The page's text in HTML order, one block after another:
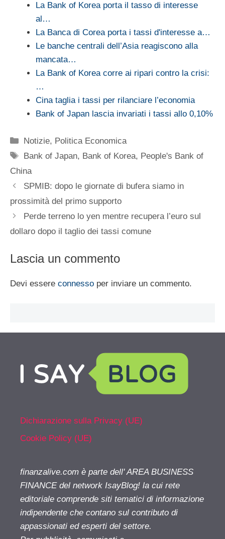
La Bank of Korea porta il tasso di interesse
al…
La Banca di Corea porta i tassi d'interesse a…
Le banche centrali dell’Asia reagiscono alla
mancata…
La Bank of Korea corre ai ripari contro la crisi:
…
Cina taglia i tassi per rilanciare l’economia
Bank of Japan lascia invariati i tassi allo 0,10%
Categorie
Notizie, Politica Economica
Tag
Bank of Japan, Bank of Korea, People's Bank of
China
SPMIB: dopo le giornate di bufera siamo in
prossimità del primo supporto
Perde terreno lo yen mentre recupera l’euro sul
dollaro dopo il taglio dei tassi comune
Lascia un commento
Devi essere connesso per inviare un commento.
Dichiarazione sulla Privacy (UE)
Cookie Policy (UE)
finanzalive.com è parte dell' AREA BUSINESS
FINANCE del network IsayBlog! la cui rete
editoriale comprende siti tematici di informazione
indipendente che contano sul contributo di
appassionati ed esperti del settore.